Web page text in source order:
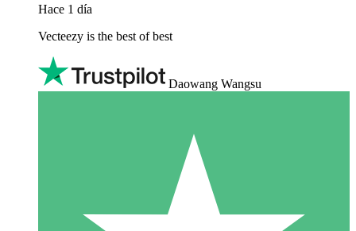
Hace 1 día
Vecteezy is the best of best
Daowang Wangsu